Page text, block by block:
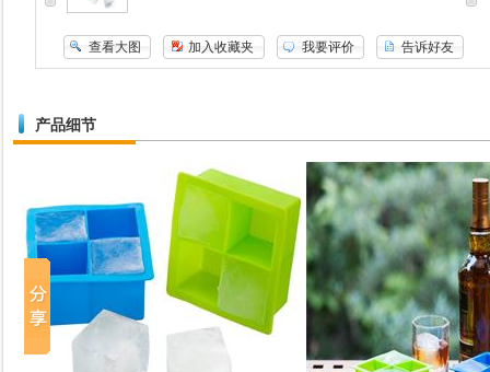
查看大图 加入收藏夹 我要评价 告诉好友
产品细节